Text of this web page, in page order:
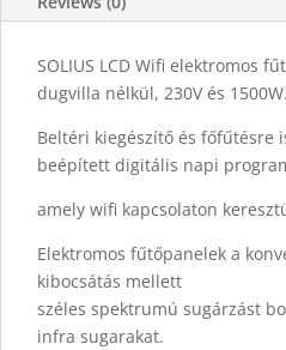
SOLIUS LCD Wifi elektromos
dugvilla nélkül, 230V és 1500W.
Beltéri kiegészítő és főfűtésre
beépített digitális napi
amely wifi kapcsolaton
Elektromos fűtőpanelek a
kibocsátás mellett
széles spektrumú sugárzást
infra sugarakat.